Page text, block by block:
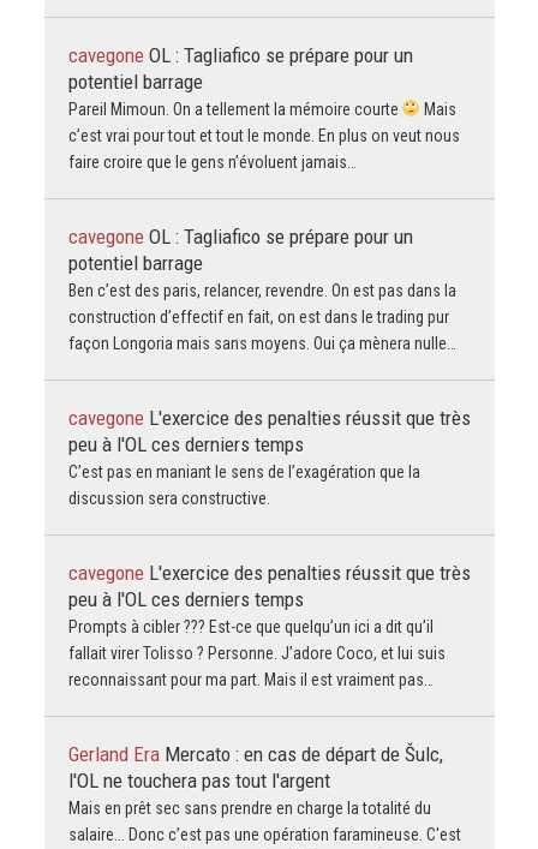
cavegone OL : Tagliafico se prépare pour un
potentiel barrage
Pareil Mimoun. On a tellement la mémoire courte
Mais
c’est vrai pour tout et tout le monde. En plus on veut nous
faire croire que le gens n’évoluent jamais…
cavegone OL : Tagliafico se prépare pour un
potentiel barrage
Ben c’est des paris, relancer, revendre. On est pas dans la
construction d’effectif en fait, on est dans le trading pur
façon Longoria mais sans moyens. Oui ça mènera nulle…
cavegone L'exercice des penalties réussit que très
peu à l'OL ces derniers temps
C’est pas en maniant le sens de l’exagération que la
discussion sera constructive.
cavegone L'exercice des penalties réussit que très
peu à l'OL ces derniers temps
Prompts à cibler ??? Est-ce que quelqu’un ici a dit qu’il
fallait virer Tolisso ? Personne. J’adore Coco, et lui suis
reconnaissant pour ma part. Mais il est vraiment pas…
Gerland Era Mercato : en cas de départ de Šulc,
l'OL ne touchera pas tout l'argent
Mais en prêt sec sans prendre en charge la totalité du
salaire... Donc c’est pas une opération faramineuse. C'est